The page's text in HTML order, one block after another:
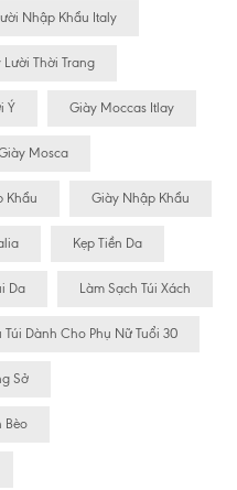
Nhập Khẩu Italy
Lười Thời Trang
Ý Giày Moccas Itlay
Mosca
Khẩu Giày Nhập Khẩu
Kẹp Tiền Da
Da Làm Sạch Túi Xách
Túi Dành Cho Phụ Nữ Tuổi 30
Sở
Bèo